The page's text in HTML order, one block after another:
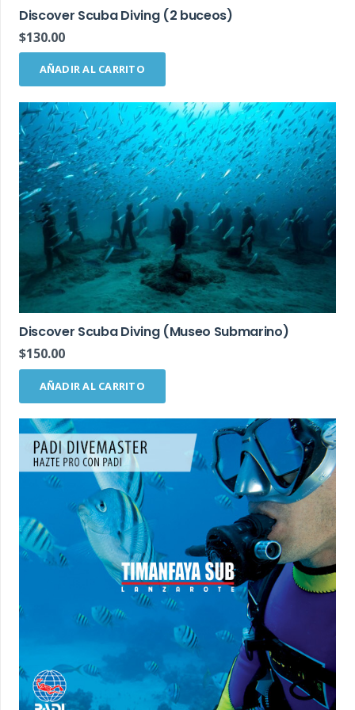
Discover Scuba Diving (2 buceos)
$130.00
AÑADIR AL CARRITO
Discover Scuba Diving (Museo Submarino)
$150.00
AÑADIR AL CARRITO